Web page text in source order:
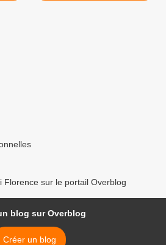
Florence sur le portail Overblog
blog sur Overblog
Créer un blog